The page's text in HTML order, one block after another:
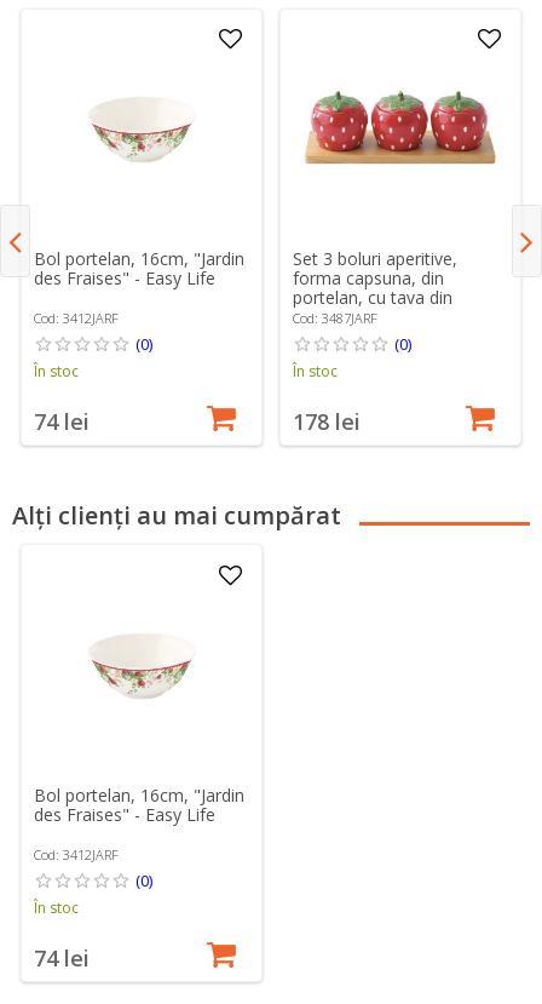
Bol portelan, 16cm, "Jardin
des Fraises" - Easy Life
Cod: 3412JARF
(0)
În stoc
74 lei
Set 3 boluri aperitive,
forma capsuna, din
portelan, cu tava din
bambus, "Jardin des
Fraises" - Easy Life
Cod: 3487JARF
(0)
În stoc
178 lei
Alți clienți au mai cumpărat
Bol portelan, 16cm, "Jardin
des Fraises" - Easy Life
Cod: 3412JARF
(0)
În stoc
74 lei